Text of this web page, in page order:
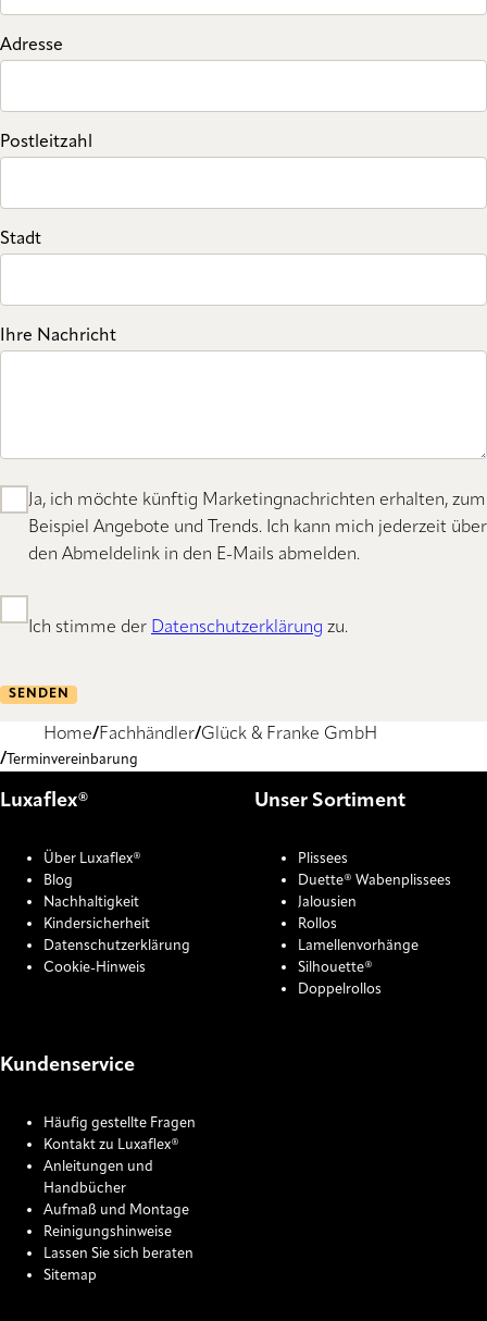
Adresse
Postleitzahl
Stadt
Ihre Nachricht
Ja, ich möchte künftig Marketingnachrichten erhalten, zum
Beispiel Angebote und Trends. Ich kann mich jederzeit über
den Abmeldelink in den E-Mails abmelden.
Ich stimme der Datenschutzerklärung zu.
SENDEN
Home Fachhändler Glück & Franke GmbH
Terminvereinbarung
Luxaflex®
Über Luxaflex®
Blog
Nachhaltigkeit
Kindersicherheit
Datenschutzerklärung
Cookie-Hinweis
Unser Sortiment
Plissees
Duette® Wabenplissees
Jalousien
Rollos
Lamellenvorhänge
Silhouette®
Doppelrollos
Kundenservice
Häufig gestellte Fragen
Kontakt zu Luxaflex®
Anleitungen und
Handbücher
Aufmaß und Montage
Reinigungshinweise
Lassen Sie sich beraten
Sitemap